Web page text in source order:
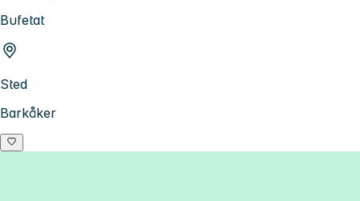
Bufetat
Sted
Barkåker